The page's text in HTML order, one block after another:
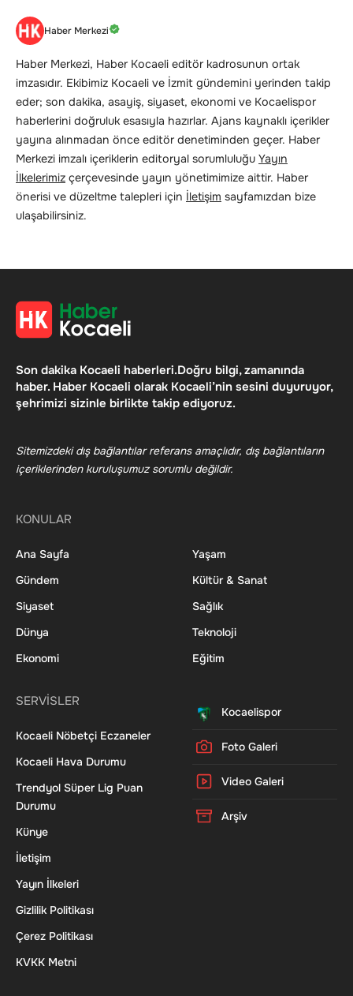
Haber Merkezi
Haber Merkezi, Haber Kocaeli editör kadrosunun ortak
imzasıdır. Ekibimiz Kocaeli ve İzmit gündemini yerinden takip
eder; son dakika, asayiş, siyaset, ekonomi ve Kocaelispor
haberlerini doğruluk esasıyla hazırlar. Ajans kaynaklı içerikler
yayına alınmadan önce editör denetiminden geçer. Haber
Merkezi imzalı içeriklerin editoryal sorumluluğu Yayın
İlkelerimiz çerçevesinde yayın yönetimimize aittir. Haber
önerisi ve düzeltme talepleri için İletişim sayfamızdan bize
ulaşabilirsiniz.
Son dakika Kocaeli haberleri.Doğru bilgi, zamanında
haber. Haber Kocaeli olarak Kocaeli’nin sesini duyuruyor,
şehrimizi sizinle birlikte takip ediyoruz.
Sitemizdeki dış bağlantılar referans amaçlıdır, dış bağlantıların
içeriklerinden kuruluşumuz sorumlu değildir.
KONULAR
Ana Sayfa
Gündem
Siyaset
Dünya
Ekonomi
Yaşam
Kültür & Sanat
Sağlık
Teknoloji
Eğitim
SERVİSLER
Kocaeli Nöbetçi Eczaneler
Kocaeli Hava Durumu
Trendyol Süper Lig Puan
Durumu
Künye
İletişim
Yayın İlkeleri
Gizlilik Politikası
Çerez Politikası
KVKK Metni
Kocaelispor
Foto Galeri
Video Galeri
Arşiv